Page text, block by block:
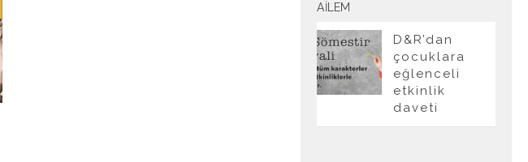
AILEM
D&R’dan
çocuklara
eğlenceli
etkinlik
daveti